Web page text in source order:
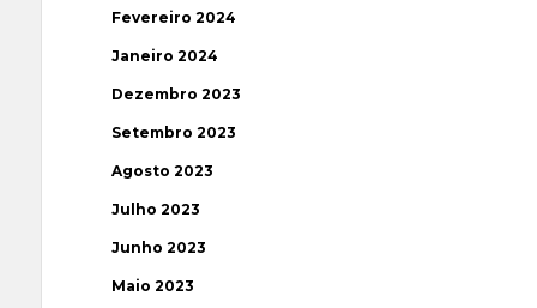
Fevereiro 2024
Janeiro 2024
Dezembro 2023
Setembro 2023
Agosto 2023
Julho 2023
Junho 2023
Maio 2023